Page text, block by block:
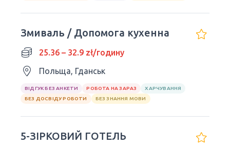
Змиваль / Допомога кухенна
25.36 – 32.9 zł/годину
Польща, Гданськ
ВІДГУК БЕЗ АНКЕТИ РОБОТА НА ЗАРАЗ
ХАРЧУВАННЯ
БЕЗ ДОСВІДУ РОБОТИ
БЕЗ ЗНАННЯ МОВИ
5-ЗІРКОВИЙ ГОТЕЛЬ